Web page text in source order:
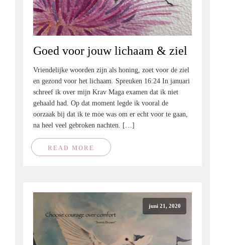
Goed voor jouw lichaam & ziel
Vriendelijke woorden zijn als honing, zoet voor de ziel
en gezond voor het lichaam. Spreuken 16:24 In januari
schreef ik over mijn Krav Maga examen dat ik niet
gehaald had. Op dat moment legde ik vooral de
oorzaak bij dat ik te moe was om er echt voor te gaan,
na heel veel gebroken nachten. […]
READ MORE
juni 21, 2020